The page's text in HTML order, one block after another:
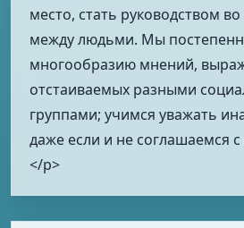
место, стать руковод­ством
между людьми. Мы
многообразию мнений,
отстаиваемых разны­ми
группами; учимся уважать
даже если и не соглашаемся
</p>